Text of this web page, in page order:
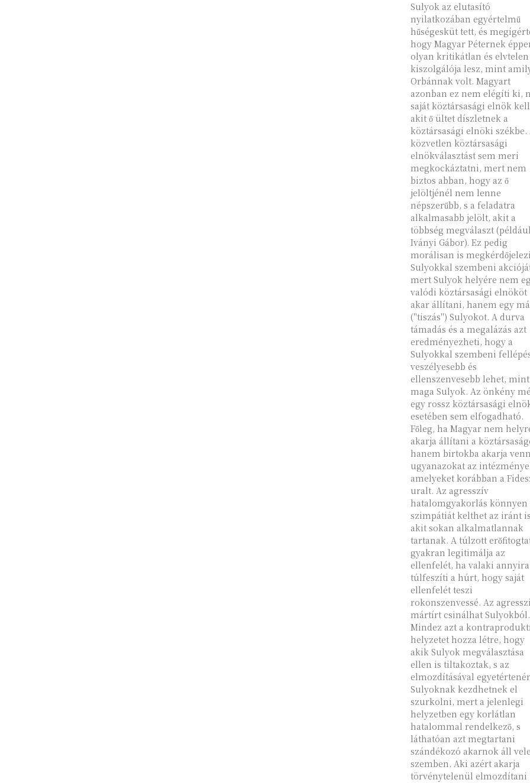
Sulyok az elutasító
nyilatkozában egyértelmű
hűségesküt tett, és
hogy Magyar Péternek
olyan kritikátlan és elvtelen
kiszolgálója lesz, mint
Orbánnak volt. Magyart
azonban ez nem elégíti ki,
saját köztársasági elnök
akit ő ültet díszletnek a
köztársasági elnöki székbe.
közvetlen köztársasági
elnökválasztást sem meri
megkockáztatni, mert nem
biztos abban, hogy az ő
jelöltjénél nem lenne
népszerűbb, s a feladatra
alkalmasabb jelölt, akit a
többség megválaszt (például
Iványi Gábor). Ez pedig
morálisan is
Sulyokkal szembeni
mert Sulyok helyére nem
valódi köztársasági elnököt
akar állítani, hanem egy
("tiszás") Sulyokot. A durva
támadás és a megalázás azt
eredményezheti, hogy a
Sulyokkal szembeni
veszélyesebb és
ellenszenvesebb lehet, mint
maga Sulyok. Az önkény
egy rossz köztársasági
esetében sem elfogadható.
Főleg, ha Magyar nem
akarja állítani a
hanem birtokba akarja
ugyanazokat az
amelyeket korábban a
uralt. Az agresszív
hatalomgyakorlás könnyen
szimpátiát kelthet az iránt
akit sokan alkalmatlannak
tartanak. A túlzott
gyakran legitimálja az
ellenfelét, ha valaki annyira
túlfeszíti a húrt, hogy saját
ellenfelét teszi
rokonszenvessé. Az
mártírt csinálhat Sulyokból.
Mindez azt a
helyzetet hozza létre, hogy
akik Sulyok megválasztása
ellen is tiltakoztak, s az
elmozdításával
Sulyoknak kezdhetnek el
szurkolni, mert a jelenlegi
helyzetben egy korlátlan
hatalommal rendelkező, s
láthatóan azt megtartani
szándékozó akarnok áll vele
szemben. Aki azért akarja
törvénytelenül elmozdítani